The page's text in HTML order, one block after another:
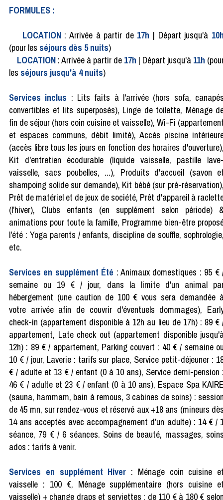
FORMULES :
LOCATION: Arrivée à partir de 17h | Départ jusqu'à
(pour les séjours dès 5 nuits)
LOCATION : Arrivée à partir de 17h | Départ jusqu'à 11h
les séjours jusqu'à 4 nuits)
Services inclus : Lits faits à l'arrivée (hors sofa,
convertibles et lits superposés), Linge de toilette, Ménage
fin de séjour (hors coin cuisine et vaisselle), Wi-Fi
et espaces communs, débit limité), Accès piscine
(accès libre tous les jours en fonction des horaires
Kit d'entretien écodurable (liquide vaisselle, pastille
vaisselle, sacs poubelles, ...), Produits d'accueil (savon
shampoing solide sur demande), Kit bébé (sur pré-
Prêt de matériel et de jeux de société, Prêt d'appareil à
(l'hiver), Clubs enfants (en supplément selon période)
animations pour toute la famille, Programme bien-être
l'été : Yoga parents / enfants, discipline de souffle,
etc.
Services en supplément Été : Animaux domestiques : 95 €
semaine ou 19 € / jour, dans la limite d'un animal
hébergement (une caution de 100 € vous sera demandée
votre arrivée afin de couvrir d'éventuels dommages),
check-in (appartement disponible à 12h au lieu de 17h) : 89 €
appartement, Late check out (appartement disponible
12h) : 89 € / appartement, Parking couvert : 40 € / semaine
10 € / jour, Laverie : tarifs sur place, Service petit-déjeuner :
€ / adulte et 13 € / enfant (0 à 10 ans), Service demi-pension
46 € / adulte et 23 € / enfant (0 à 10 ans), Espace Spa
(sauna, hammam, bain à remous, 3 cabines de soins) :
de 45 mn, sur rendez-vous et réservé aux +18 ans (mineurs
14 ans acceptés avec accompagnement d'un adulte) : 14 € /
séance, 79 € / 6 séances. Soins de beauté, massages,
ados : tarifs à venir.
Services en supplément Hiver : Ménage coin cuisine
vaisselle : 100 €, Ménage supplémentaire (hors cuisine
vaisselle) + change draps et serviettes : de 110 € à 180 €